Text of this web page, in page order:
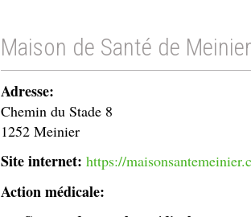
Maison de Santé de Meinier
Adresse:
Chemin du Stade 8
1252 Meinier
Site internet: https://
Action médicale: